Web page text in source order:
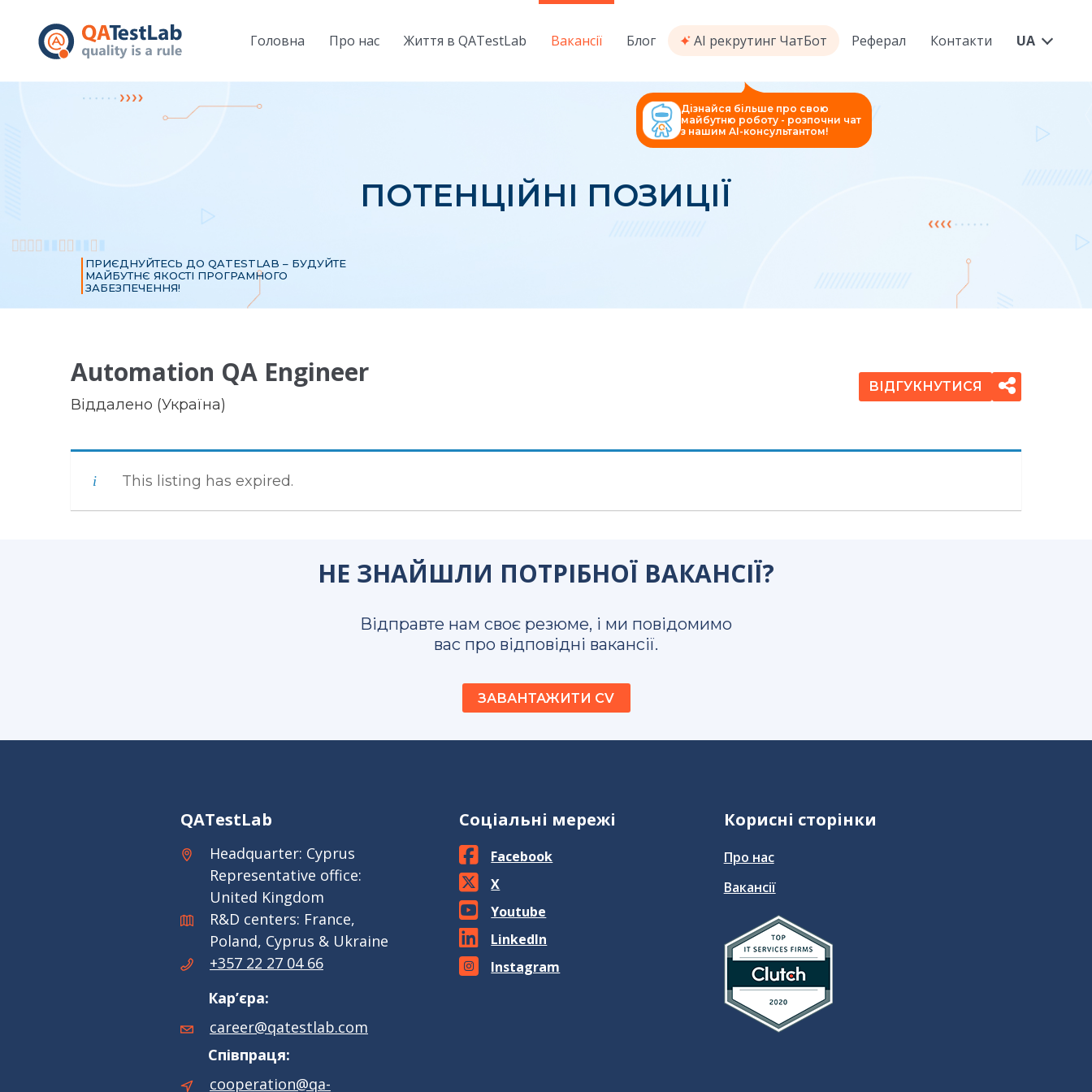
Головна Про нас Життя в QATestLab Вакансії Блог AI рекрутинг ЧатБот Реферал Контакти UA
ПОТЕНЦІЙНІ ПОЗИЦІЇ
ПРИЄДНУЙТЕСЬ ДО QATESTLAB – БУДУЙТЕ
МАЙБУТНЄ ЯКОСТІ ПРОГРАМНОГО
ЗАБЕЗПЕЧЕННЯ!
Дізнайся більше про свою
майбутню роботу - розпочни чат
з нашим AI-консультантом!
Automation QA Engineer
Віддалено (Україна)
ВІДГУКНУТИСЯ
This listing has expired.
НЕ ЗНАЙШЛИ ПОТРІБНОЇ ВАКАНСІЇ?
Відправте нам своє резюме, і ми повідомимо
вас про відповідні вакансії.
ЗАВАНТАЖИТИ CV
QATestLab
Headquarter: Cyprus
Representative office:
United Kingdom
R&D centers: France,
Poland, Cyprus & Ukraine
+357 22 27 04 66
Кар’єра:
career@qatestlab.com
Співпраця:
cooperation@qa-
Соціальні мережі
Facebook
X
Youtube
LinkedIn
Instagram
Корисні сторінки
Про нас
Вакансії